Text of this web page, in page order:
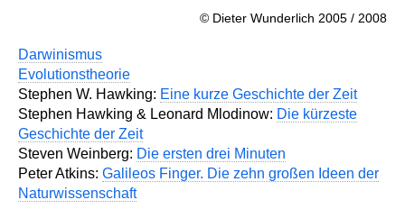
© Dieter Wunderlich 2005 / 2008
Darwinismus
Evolutionstheorie
Stephen W. Hawking: Eine kurze Geschichte der Zeit
Stephen Hawking & Leonard Mlodinow: Die kürzeste
Geschichte der Zeit
Steven Weinberg: Die ersten drei Minuten
Peter Atkins: Galileos Finger. Die zehn großen Ideen der
Naturwissenschaft